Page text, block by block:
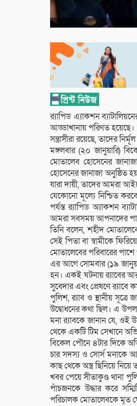
র‌্যাপিড এ্যাকশন
আড্ডাখানায় পরিণত হয়েছে।
সন্ত্রাসীরা রয়েছে, তাদের
মঙ্গলবার (২০ জানুয়ারি)
মোতালেব হোসেনের
হোসেনের জানাজা অনুষ্ঠিত
যারা দায়ী, তাদের আমরা
যেকোনো মূল্যে নিশ্চিত
পর্যন্ত র‌্যাপিড অ্যাকশন
আমরা সবসময় আপনাদের
তিনি বলেন, শহীদ
সেই পিতা বা স্বামীকে
মোতালেবের পরিবারের
এর আগে সোমবার (১৯
হন। একই ঘটনায় র‌্যাবের
সুবেদার এবং প্রেষণে র‌্যাবে
পুলিশ, র‌্যাব ও স্থানীয়
উদ্বোধনের কথা ছিল। এ
মনা র‌্যাবকে জানান যে, ওই
থেকে একটি টিম সেখানে
বিকেল পৌনে ৪টার দিকে
চার সদস্য ও সোর্স মনাকে
কাছ থেকে অস্ত্র ছিনিয়ে
খবর পেয়ে সীতাকুণ্ড থানা
পাঁচজনকে উদ্ধার করে
পরিচালক মোতালেবকে মৃত